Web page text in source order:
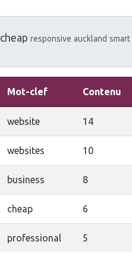
cheap responsive auckland smart
Mot-clef Contenu
website 14
websites 10
business 8
cheap 6
professional 5